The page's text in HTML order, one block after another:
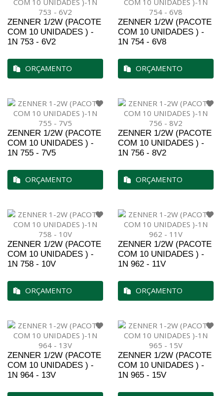
ZENNER 1/2W (PACOTE
COM 10 UNIDADES ) -
1N 753 - 6V2
ORÇAMENTO
ZENNER 1/2W (PACOTE
COM 10 UNIDADES ) -
1N 754 - 6V8
ORÇAMENTO
ZENNER 1/2W (PACOTE
COM 10 UNIDADES ) -
1N 755 - 7V5
ORÇAMENTO
ZENNER 1/2W (PACOTE
COM 10 UNIDADES ) -
1N 756 - 8V2
ORÇAMENTO
ZENNER 1/2W (PACOTE
COM 10 UNIDADES ) -
1N 758 - 10V
ORÇAMENTO
ZENNER 1/2W (PACOTE
COM 10 UNIDADES ) -
1N 962 - 11V
ORÇAMENTO
ZENNER 1/2W (PACOTE
COM 10 UNIDADES ) -
1N 964 - 13V
ZENNER 1/2W (PACOTE
COM 10 UNIDADES ) -
1N 965 - 15V